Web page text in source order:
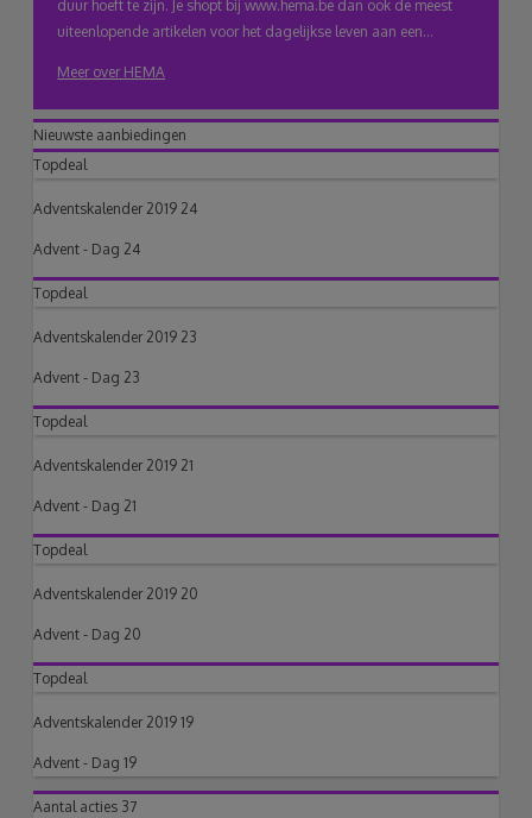
duur hoeft te zijn. Je shopt bij www.hema.be dan ook de meest
uiteenlopende artikelen voor het dagelijkse leven aan een...
Meer over HEMA
Nieuwste aanbiedingen
Topdeal
Adventskalender 2019 24
Advent - Dag 24
Topdeal
Adventskalender 2019 23
Advent - Dag 23
Topdeal
Adventskalender 2019 21
Advent - Dag 21
Topdeal
Adventskalender 2019 20
Advent - Dag 20
Topdeal
Adventskalender 2019 19
Advent - Dag 19
Aantal acties 37